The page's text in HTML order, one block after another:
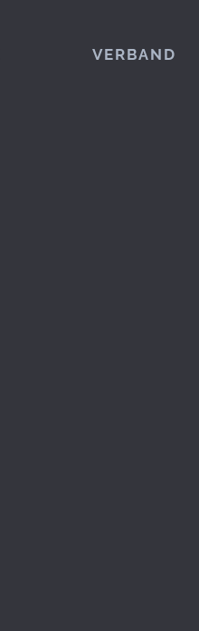
VERBAND